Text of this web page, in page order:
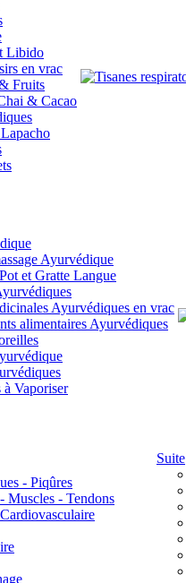
Libido
en vrac
Fruits
& Cacao
Ayurvédique
et Gratte Langue
Ayurvédiques en vrac
alimentaires Ayurvédiques
Vaporiser
- Piqûres
Muscles - Tendons
Suite